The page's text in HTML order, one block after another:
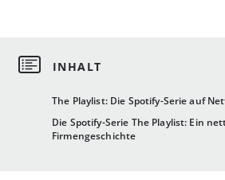
The Playlist: Die Spotify-Serie auf
Die Spotify-Serie The Playlist: Ein
Firmengeschichte